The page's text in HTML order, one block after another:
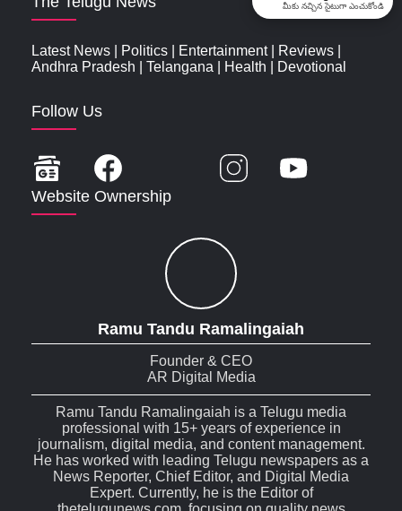
Latest News Politics Entertainment| Reviews
Andhra Pradesh
Telangana Health Devotional
Follow Us
Website Ownership
Ramu Tandu Ramalingaiah
Founder & CEO
AR Digital Media
Ramu Tandu Ramalingaiah is a Telugu media
professional with 15+ years of experience in
journalism, digital media, and content management.
He has worked with leading Telugu newspapers as a
News Reporter, Chief Editor, and Digital Media
Expert. Currently, he is the Editor of
మీకు నచ్చిన సైటుగా ఎంచుకోండి